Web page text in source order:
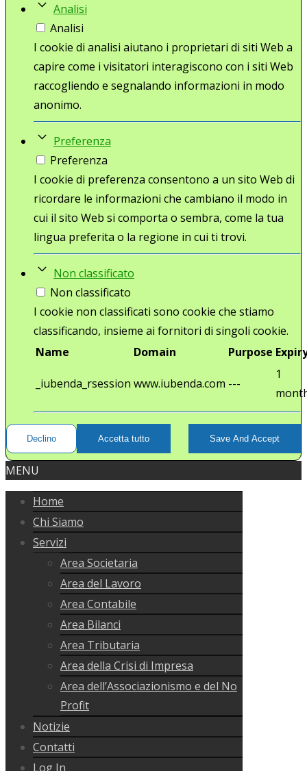
Analisi
Analisi
I cookie di analisi aiutano i proprietari di siti Web a
capire come i visitatori interagiscono con i siti Web
raccogliendo e segnalando informazioni in modo
anonimo.
Preferenza
Preferenza
I cookie di preferenza consentono a un sito Web di
ricordare le informazioni che cambiano il modo in
cui il sito Web si comporta o sembra, come la tua
lingua preferita o la regione in cui ti trovi.
Non classificato
Non classificato
I cookie non classificati sono cookie che stiamo
classificando, insieme ai fornitori di singoli cookie.
Name
Domain Purpose
_iubenda_rsession www.iubenda.com ---
1
Declino Accetta tutto Save And Accept
MENU
Home
Chi Siamo
Servizi
Area Societaria
Area del Lavoro
Area Contabile
Area Bilanci
Area Tributaria
Area della Crisi di Impresa
Area dell’Associazionismo e del No
Profit
Notizie
Contatti
Log In